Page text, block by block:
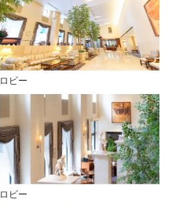
ロビー
ロビー